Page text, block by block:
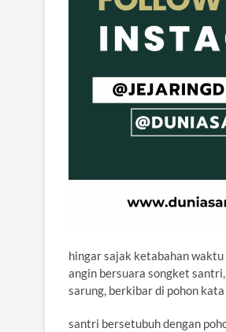
hingar sajak ketabahan waktu
angin bersuara songket santri,
sarung, berkibar di pohon kata
santri bersetubuh dengan